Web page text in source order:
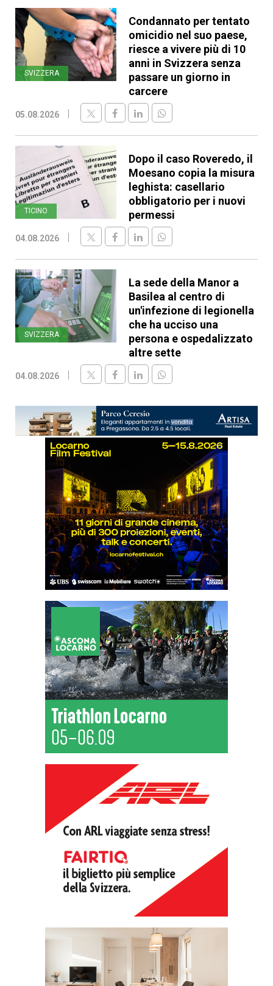
SVIZZERA
Condannato per tentato
omicidio nel suo paese,
riesce a vivere più di 10
anni in Svizzera senza
passare un giorno in
carcere
05.08.2026
TICINO
Dopo il caso Roveredo, il
Moesano copia la misura
leghista: casellario
obbligatorio per i nuovi
permessi
04.08.2026
SVIZZERA
La sede della Manor a
Basilea al centro di
un'infezione di legionella
che ha ucciso una
persona e ospedalizzato
altre sette
04.08.2026